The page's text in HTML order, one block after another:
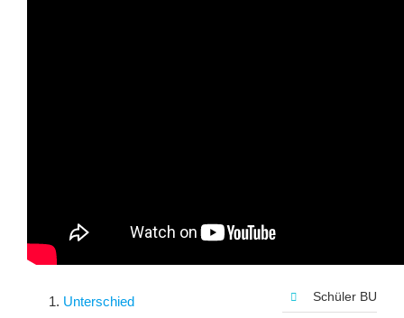
Inhalt dieses Artikels
Unterschied
Schüler BU